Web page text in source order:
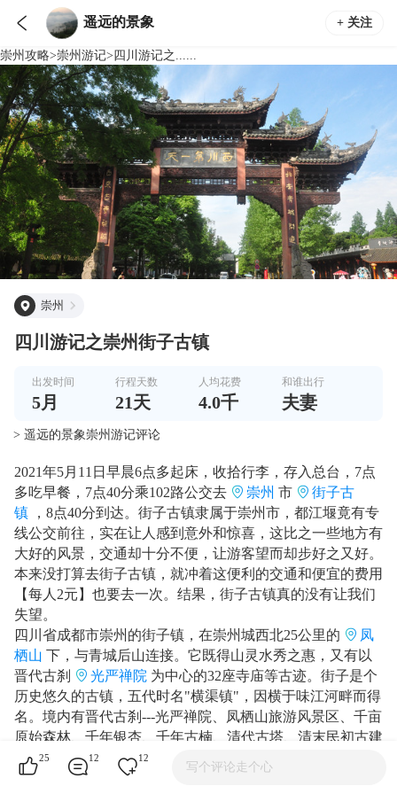
 遥远的景象 + 关注
崇州 攻略>崇州 游记> 四川游记之......
崇州
四川游记之崇州街子古镇
出发时间
5月
行程天数
21天
人均花费
4.0千
和谁出行
夫妻
> 遥远的景象崇州游记评论
2021年5月11日早晨6点多起床，收拾行李，存入总台，7点
多吃早餐，7点40分乘102路公交去
崇州 市
街子古
镇
，8点40分到达。街子古镇隶属于崇州市，都江堰竟有专
线公交前往，实在让人感到意外和惊喜，这比之一些地方有
大好的风景，交通却十分不便，让游客望而却步好之又好。
本来没打算去街子古镇，就冲着这便利的交通和便宜的费用
【每人2元】也要去一次。结果，街子古镇真的没有让我们
失望。
四川省成都市崇州的街子镇，在崇州城西北25公里的
凤
栖山 下，与青城后山连接。它既得山灵水秀之惠，又有以
晋代古刹
光严禅院 为中心的32座寺庙等古迹。街子是个
历史悠久的古镇，五代时名"横渠镇"，因横于味江河畔而得
名。境内有晋代古刹---光严禅院、凤栖山旅游风景区、千亩
原始森林、千年银杏、千年古楠、清代古塔、清末民初古建
一条街、宋代民族英雄王小波起义遗址、唐代一瓢诗人--唐
求故居，有神奇传说的古龙潭、五柜沱、云雾洞等，全镇各
25 12 12
写个评论走个心